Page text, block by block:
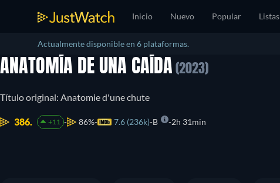
Inicio Nuevo Popular Listas
Actualmente disponible en 6 plataformas.
ANATOMÍA DE UNA CAÍDA (2023)
Título original: Anatomie d'une chute
386. +11 86% 7.6 (236k) B 2h 31min